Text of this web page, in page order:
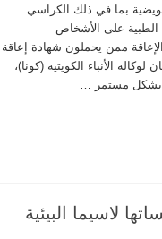
بما في ذلك الكراسي
الطبية على الأشخاص
ممن يحملون شهادة إعاقة
الأنباء الكويتية (كونا)،
بشكل مستمر …
لاسيما البيئية